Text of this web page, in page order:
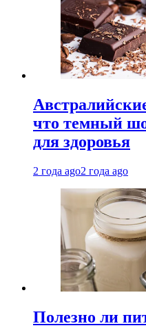
что темный
для здоровья
2 года ago2 года ago
Полезно ли